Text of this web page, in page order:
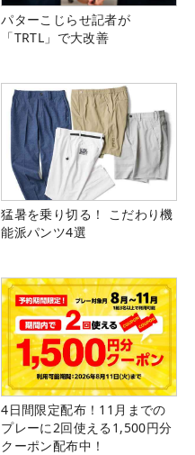
パターこじらせ記者が
「TRTL」で大改善
猛暑を乗り切る！ こだわり機
能派パンツ4選
4日間限定配布！11月までの
プレーに2回使える1,500円分
クーポン配布中！